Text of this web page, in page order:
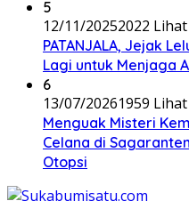
5
12/11/20252022 Lihat
PATANJALA, Jejak
Lagi untuk Menjaga
6
13/07/20261959 Lihat
Menguak Misteri
Celana di
Otopsi